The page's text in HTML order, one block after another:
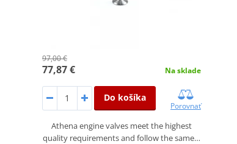
97,00 €
77,87 € Na sklade
Do košíka
Porovnať
Athena engine valves meet the highest
quality requirements and follow the same…